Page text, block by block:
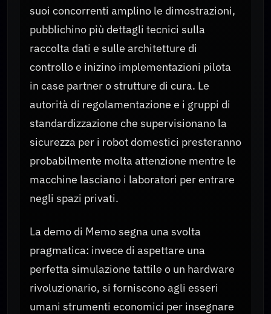
suoi concorrenti amplino le dimostrazioni,
pubblichino più dettagli tecnici sulla
raccolta dati e sulle architetture di
controllo e inizino implementazioni pilota
in case partner o strutture di cura. Le
autorità di regolamentazione e i gruppi di
standardizzazione che supervisionano la
sicurezza per i robot domestici presteranno
probabilmente molta attenzione mentre le
macchine lasciano i laboratori per entrare
negli spazi privati.
La demo di Memo segna una svolta
pragmatica: invece di aspettare una
perfetta simulazione tattile o un hardware
rivoluzionario, si forniscono agli esseri
umani strumenti economici per insegnare